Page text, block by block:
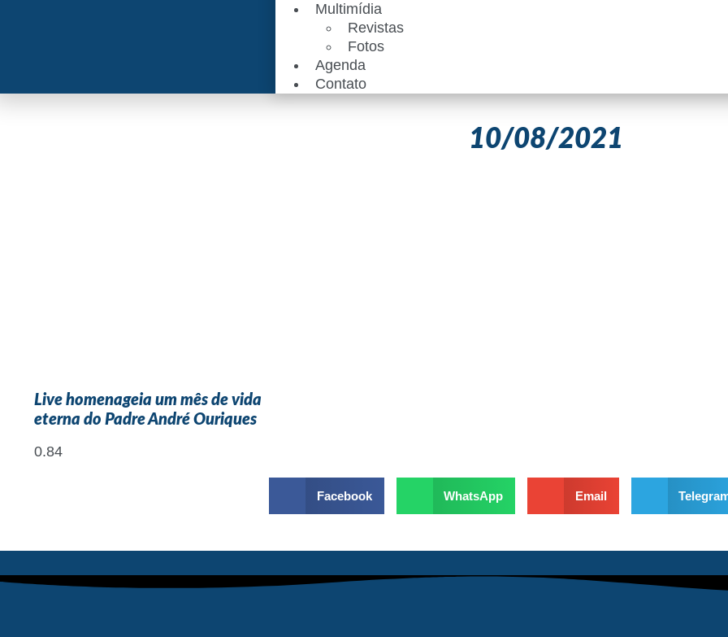
Multimídia
Revistas
Fotos
Agenda
Contato
10/08/2021
Live homenageia um mês de vida
eterna do Padre André Ouriques
Facebook WhatsApp Email